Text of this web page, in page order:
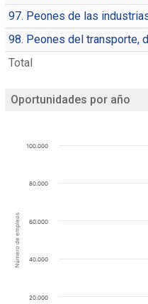
97. Peones de las
98. Peones del transporte,
Total
Oportunidades por año
Número de empleos
20.000
40.000
60.000
80.000
100.000